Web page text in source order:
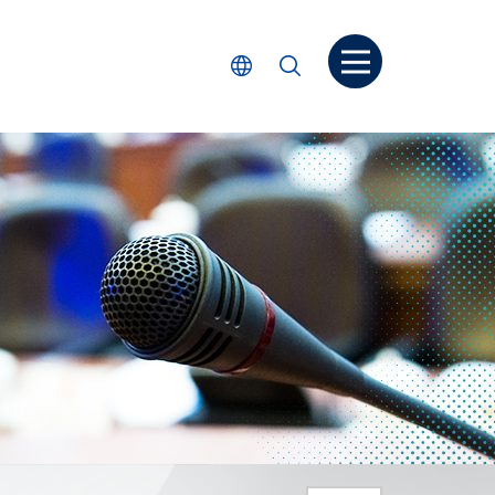
Select Language
Search Open menu